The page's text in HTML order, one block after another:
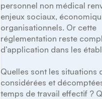
personnel non médical
enjeux sociaux,
organisationnels. Or cette
réglementation reste
d’application dans les
Quelles sont les situations
considérées et
temps de travail effectif ?